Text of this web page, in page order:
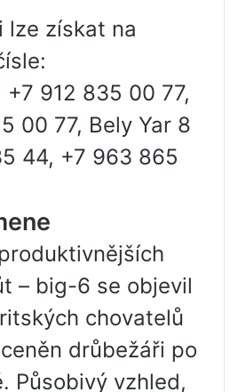
lze získat na
+7 912 835 00 77,
00 77, Bely Yar 8
44, +7 963 865
– big-6 se objevil
chovatelů
drůbežáři po
Působivý vzhled,